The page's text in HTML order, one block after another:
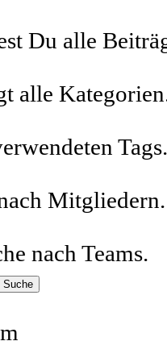
Du alle
alle
Tags.
Mitgliedern.
nach Teams.
Suche